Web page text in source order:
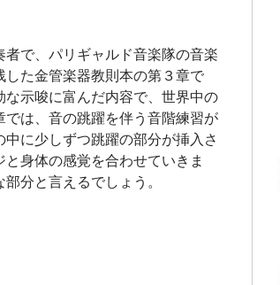
で、パリギャルド音楽隊の音楽
た金管楽器教則本の第３章で
示唆に富んだ内容で、世界中の
は、音の跳躍を伴う音階練習が
に少しずつ跳躍の部分が挿入さ
身体の感覚を合わせていきま
分と言えるでしょう。